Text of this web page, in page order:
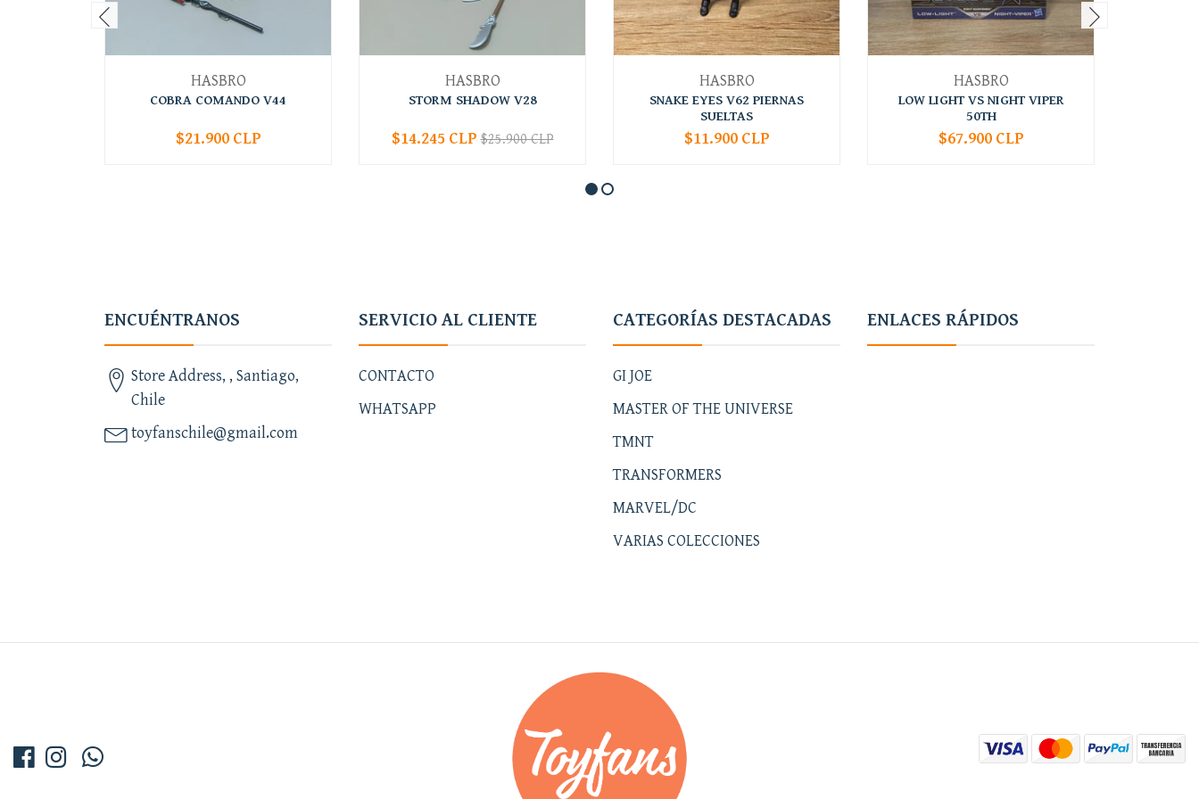
HASBRO
COBRA COMANDO V44
+
$21.900 CLP
HASBRO
STORM SHADOW V28
+
$14.245 CLP$25.900 CLP
HASBRO
SNAKE EYES V62 PIERNAS
SUELTAS
+
$11.900 CLP
HASBRO
LOW LIGHT VS NIGHT VIPER
50TH
+
$67.900 CLP
ENCUÉNTRANOS
Store Address, , Santiago,
Chile
toyfanschile@gmail.com
SERVICIO AL CLIENTE
CONTACTO
WHATSAPP
CATEGORÍAS DESTACADAS
GI JOE
MASTER OF THE UNIVERSE
TMNT
TRANSFORMERS
MARVEL/DC
VARIAS COLECCIONES
ENLACES RÁPIDOS